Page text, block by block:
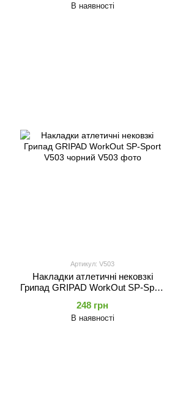
В наявності
Артикул: V503
Накладки атлетичні нековзкі
Грипад GRIPAD WorkOut SP-Sport
248 грн
В наявності